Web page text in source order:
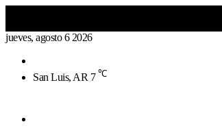
jueves, agosto 6 2026
por
San Luis, AR 7 ℃